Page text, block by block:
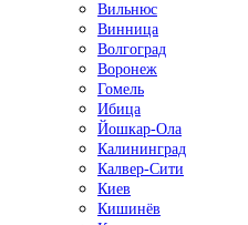
Вильнюс
Винница
Волгоград
Воронеж
Гомель
Ибица
Йошкар-Ола
Калининград
Калвер-Сити
Киев
Кишинёв